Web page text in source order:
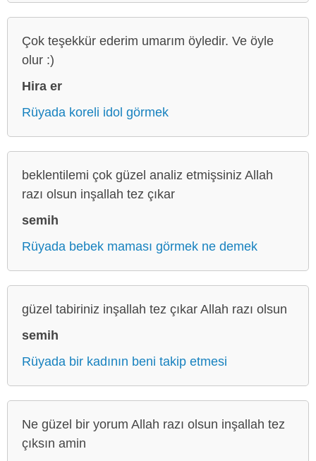
Çok teşekkür ederim umarım öyledir. Ve öyle
olur :)
Hira er
Rüyada koreli idol görmek
beklentilemi çok güzel analiz etmişsiniz Allah
razı olsun inşallah tez çıkar
semih
Rüyada bebek maması görmek ne demek
güzel tabiriniz inşallah tez çıkar Allah razı olsun
semih
Rüyada bir kadının beni takip etmesi
Ne güzel bir yorum Allah razı olsun inşallah tez
çıksın amin